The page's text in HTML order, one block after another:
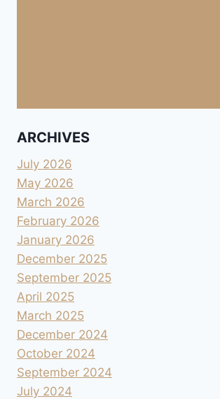
ARCHIVES
July 2026
May 2026
March 2026
February 2026
January 2026
December 2025
September 2025
April 2025
March 2025
December 2024
October 2024
September 2024
July 2024